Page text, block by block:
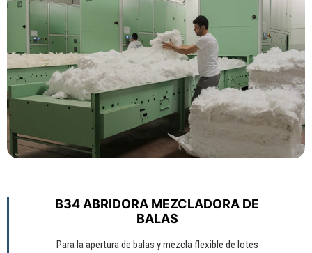
B34 ABRIDORA MEZCLADORA DE
BALAS
Para la apertura de balas y mezcla flexible de lotes